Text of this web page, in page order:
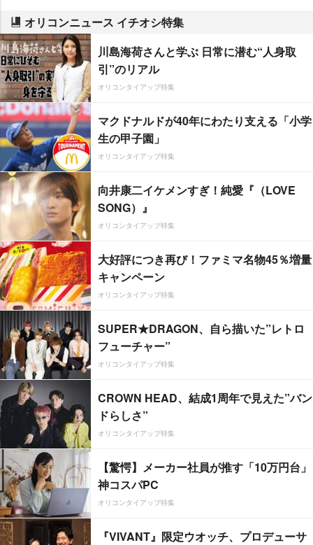
オリコンニュース イチオシ特集
川島海荷さんと学ぶ 日常に潜む“人身取
引”のリアル
オリコンタイアップ特集
マクドナルドが40年にわたり支える「小学
生の甲子園」
オリコンタイアップ特集
向井康二イケメンすぎ！純愛『（LOVE
SONG）』
オリコンタイアップ特集
大好評につき再び！ファミマ名物45％増量
キャンペーン
オリコンタイアップ特集
SUPER★DRAGON、自ら描いた”レトロ
フューチャー”
オリコンタイアップ特集
CROWN HEAD、結成1周年で見えた”バン
ドらしさ”
オリコンタイアップ特集
【驚愕】メーカー社員が推す「10万円台」
神コスパPC
オリコンタイアップ特集
『VIVANT』限定ウオッチ、プロデューサ